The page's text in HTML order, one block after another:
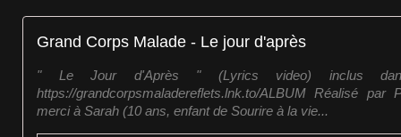
Grand Corps Malade - Le jour d'après
" Le Jour d'Après " (Lyrics video) inclus
https://grandcorpsmaladereflets.lnk.to/ALBUM Réalisé
merci à Sarah (10 ans, enfant de Sourire à la vie...